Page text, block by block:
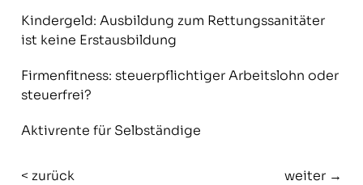
Kindergeld: Ausbildung zum Rettungssanitäter
ist keine Erstausbildung
Firmenfitness: steuerpflichtiger Arbeitslohn oder
steuerfrei?
Aktivrente für Selbständige
< zurück weiter →